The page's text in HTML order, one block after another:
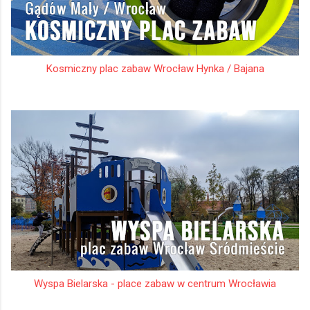
Kosmiczny plac zabaw Wrocław Hynka / Bajana
Wyspa Bielarska - place zabaw w centrum Wrocławia